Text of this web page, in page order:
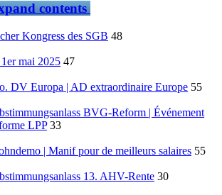
contents
Kongress des SGB 48
mai 2025 47
DV Europa | AD extraordinaire Europe 55
BVG-Reform | Événement
LPP 33
| Manif pour de meilleurs salaires 55
13. AHV-Rente 30